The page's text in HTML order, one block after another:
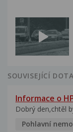
SOUVISEJÍCÍ
Informace o
Dobrý den,chtěl
Pohlavní